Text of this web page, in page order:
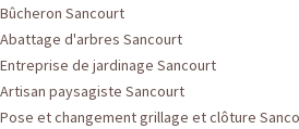
Bûcheron Sancourt
Abattage d'arbres Sancourt
Entreprise de jardinage Sancourt
Artisan paysagiste Sancourt
Pose et changement grillage et clôture